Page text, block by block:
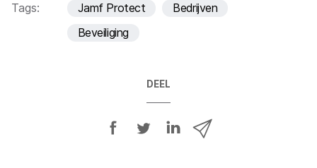
Tags: Jamf Protect
Bedrijven
Beveiliging
DEEL
D
D
D